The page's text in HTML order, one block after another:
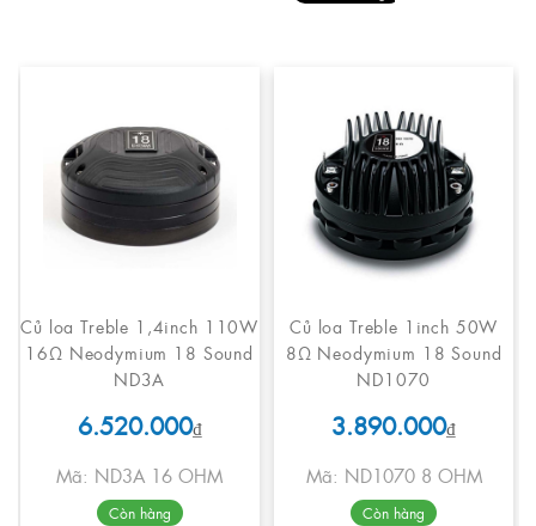
Củ loa Treble 1,4inch 110W
16Ω Neodymium 18 Sound
ND3A
6.520.000₫
Mã: ND3A 16 OHM
Còn hàng
Củ loa Treble 1inch 50W
8Ω Neodymium 18 Sound
ND1070
3.890.000₫
Mã: ND1070 8 OHM
Còn hàng